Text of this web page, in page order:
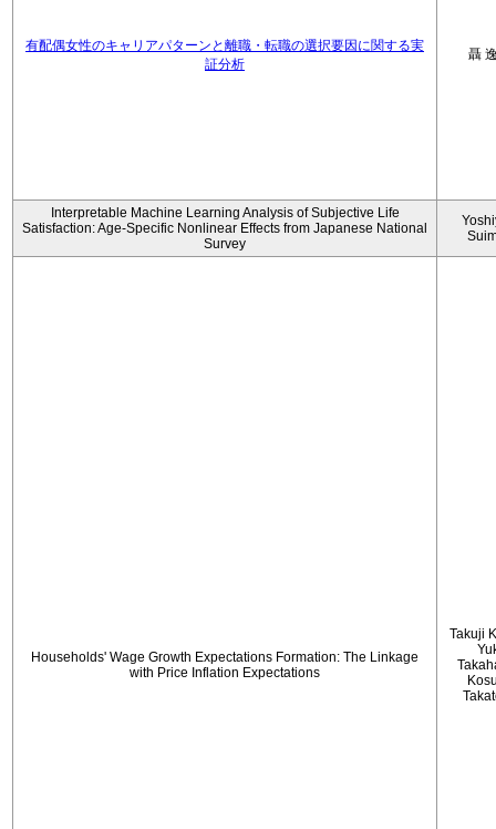
有配偶女性のキャリアパターンと離職・転職の選択要因に関する実
証分析
聶
Interpretable Machine Learning Analysis of Subjective Life
Satisfaction: Age-Specific Nonlinear Effects from Japanese National
Survey
Households' Wage Growth Expectations Formation: The Linkage
with Price Inflation Expectations
Takuji